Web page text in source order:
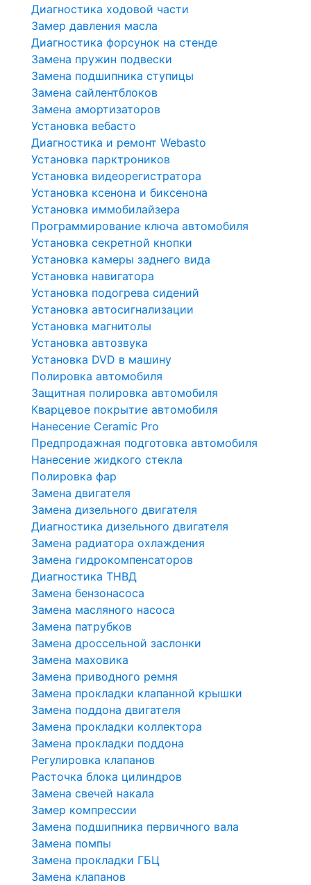
Диагностика ходовой части
Замер давления масла
Диагностика форсунок на стенде
Замена пружин подвески
Замена подшипника ступицы
Замена сайлентблоков
Замена амортизаторов
Установка вебасто
Диагностика и ремонт Webasto
Установка парктроников
Установка видеорегистратора
Установка ксенона и биксенона
Установка иммобилайзера
Программирование ключа автомобиля
Установка секретной кнопки
Установка камеры заднего вида
Установка навигатора
Установка подогрева сидений
Установка автосигнализации
Установка магнитолы
Установка автозвука
Установка DVD в машину
Полировка автомобиля
Защитная полировка автомобиля
Кварцевое покрытие автомобиля
Нанесение Ceramic Pro
Предпродажная подготовка автомобиля
Нанесение жидкого стекла
Полировка фар
Замена двигателя
Замена дизельного двигателя
Диагностика дизельного двигателя
Замена радиатора охлаждения
Замена гидрокомпенсаторов
Диагностика ТНВД
Замена бензонасоса
Замена масляного насоса
Замена патрубков
Замена дроссельной заслонки
Замена маховика
Замена приводного ремня
Замена прокладки клапанной крышки
Замена поддона двигателя
Замена прокладки коллектора
Замена прокладки поддона
Регулировка клапанов
Расточка блока цилиндров
Замена свечей накала
Замер компрессии
Замена подшипника первичного вала
Замена помпы
Замена прокладки ГБЦ
Замена клапанов